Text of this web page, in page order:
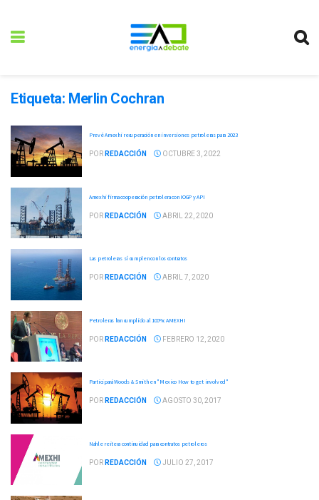
Etiqueta: Merlin Cochran
Prevé Amexhi recuperación en inversiones petroleras para 2023
POR REDACCIÓN OCTUBRE 3, 2022
Amexhi firma cooperación petrolera con IOGP y API
POR REDACCIÓN ABRIL 22, 2020
Las petroleras sí cumplen con los contratos
POR REDACCIÓN ABRIL 7, 2020
Petroleras han cumplido al 100%: AMEXHI
POR REDACCIÓN FEBRERO 12, 2020
Participará Woods & Smith en "Mexico How to get involved"
POR REDACCIÓN AGOSTO 30, 2017
Nahle reitera continuidad para contratos petroleros
POR REDACCIÓN JULIO 27, 2017